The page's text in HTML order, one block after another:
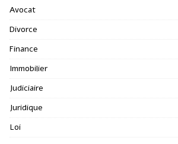
Avocat
Divorce
Finance
Immobilier
Judiciaire
Juridique
Loi